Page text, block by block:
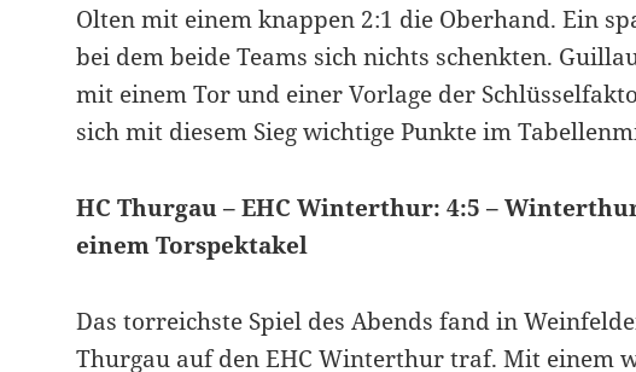
Olten mit einem knappen 2:1 die Oberhand. Ein
bei dem beide Teams sich nichts schenkten.
mit einem Tor und einer Vorlage der
sich mit diesem Sieg wichtige Punkte im
HC Thurgau – EHC Winterthur: 4:5 –
einem Torspektakel
Das torreichste Spiel des Abends fand in
Thurgau auf den EHC Winterthur traf. Mit einem